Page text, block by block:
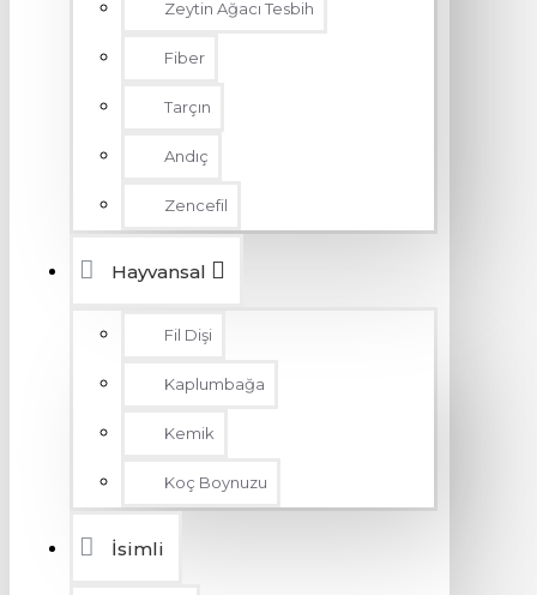
Zeytin Ağacı Tesbih
Fiber
Tarçın
Andıç
Zencefil
Hayvansal
Fil Dişi
Kaplumbağa
Kemik
Koç Boynuzu
İsimli